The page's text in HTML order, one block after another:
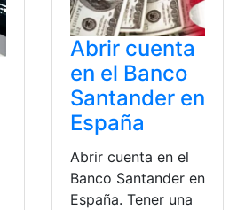
Abrir cuenta
en el Banco
Santander en
España
Abrir cuenta en el
Banco Santander en
España. Tener una